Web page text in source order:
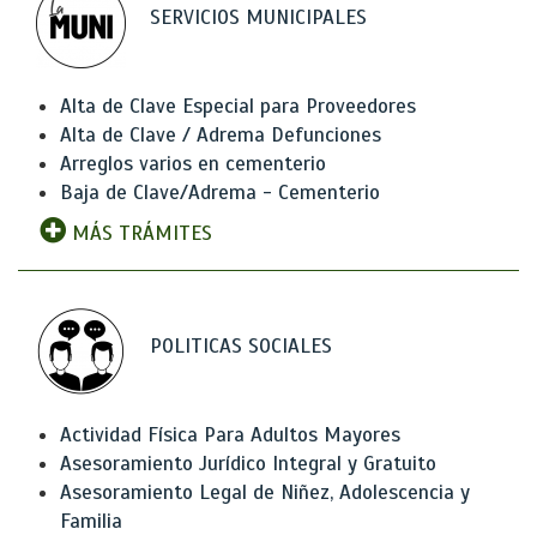
SERVICIOS MUNICIPALES
Alta de Clave Especial para Proveedores
Alta de Clave / Adrema Defunciones
Arreglos varios en cementerio
Baja de Clave/Adrema - Cementerio
MÁS TRÁMITES
POLITICAS SOCIALES
Actividad Física Para Adultos Mayores
Asesoramiento Jurídico Integral y Gratuito
Asesoramiento Legal de Niñez, Adolescencia y
Familia